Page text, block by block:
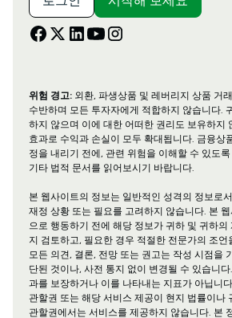
위험 경고:외환, 파생상품 및 레버리지 상품 거
수반하며 모든 투자자에게 적합하지 않습니다.
하지 않으며 이에 대한 어떠한 권리도 보유하지
효과로 수익과 손실이 모두 확대됩니다. 금융상
정을 내리기 전에, 관련 위험을 이해할 수 있도
기타 법적 문서를 읽어보시기 바랍니다.
본 웹사이트의 정보는 일반적인 성격의 정보로
재정 상황 또는 필요를 고려하지 않습니다. 본
으로 행동하기 전에 해당 정보가 귀하 및 귀하의
지 검토하고, 필요한 경우 적절한 전문가의 조언
모든 의견, 결론, 전망 또는 권고는 작성 시점을
단된 것이나, 사전 통지 없이 변경될 수 있습니
과를 보장하거나 이를 나타내는 지표가 아닙니
관할권 또는 해당 서비스 제공이 현지 법률이나
관할권에서는 서비스를 제공하지 않습니다. 본